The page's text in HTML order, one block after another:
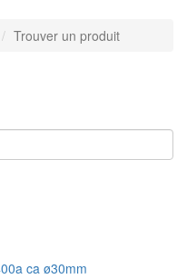
Trouver un produit
ca ø30mm